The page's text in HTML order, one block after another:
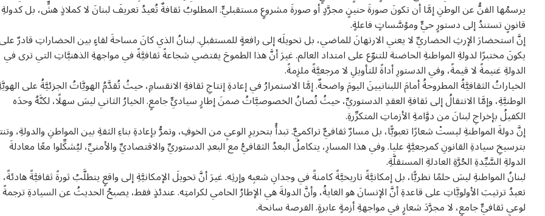
يرسمُها الفنُّ عن الوطنِ إمَّا أن تكونَ صورةَ حنينٍ مجرَّدٍ أو صورةَ مشروعٍ مستقبليٍّ. المطلوبُ ثقافةٌ تُعيدُ تعريفَ لبنانَ لا كملاذٍ هشٍّ، بل كدولةِ
قانونٍ تستندُ إلى دستورٍ حيٍّ ومؤسَّساتٍ فاعلةٍ.
إنَّ استحضارَ الإرثِ الحضاريِّ لا يعني الارتهانَ للماضي، بل تحويلَه إلى رافعةٍ للمستقبلِ. لبنانُ الذي كانَ مساحةَ لقاءٍ بين الحضاراتِ قادرٌ
يكونَ مختبرًا لدولةِ المواطنةِ الحاضنة للتنوّع على امتداد العالم. غيرَ أنَّ هذا الطموحَ يقتضي شجاعةً ثقافيَّةً في مواجهةِ الذهنيَّاتِ التي ترى في
الدولةِ غنيمةً لا قيمةً، وفي الدستورِ أداةً للتأويلِ لا مرجعيَّةً ملزِمةً.
الخياراتُ الثقافيَّةُ المطروحةُ أمامَ اللبنانيينَ اليومَ واضحةٌ. إمَّا الاستمرارُ في إعادةِ إنتاجِ ثقافةِ الانقسامِ، حيثُ تُقدَّمُ الهويَّاتُ الجزئيَّةُ على
الوطنيَّةِ، وإمَّا الانتقالُ إلى ثقافةِ العقدِ الدستوريِّ، حيثُ تُصانُ الخصوصيَّاتُ ضمنَ إطارٍ سياديٍّ جامعٍ. الخيارُ الثاني ليسَ سهلًا، لكنَّهُ وحدَه
الكفيلُ بإخراجِ لبنانَ من دوَّامةِ الأزماتِ المتكرِّرةِ.
إنَّ دولةَ المواطنةِ ليستْ شعارًا تعبويًّا، بل مسارٌ ثقافيٌّ تراكميٌّ. تبدأُ بتحريرِ الوعيِ من الخوفِ، وتمرُّ بإعادةِ بناءِ الثقةِ بين المواطنِ والدولةِ،
بترسيخِ سيادةِ القانونِ كمرجعيَّةٍ عليا. وفي هذا المسارِ، يتكاملُ البعدُ الثقافيُّ مع البعدِ الدستوريِّ والاقتصاديِّ والأمنيِّ، ليُشكِّلوا معًا معادلةَ
الدولةِ السَّيِّدةِ الحُرَّةِ العادلةِ المستقلَّةِ.
لبنانُ المواطنةِ ليسَ حلمًا نظريًّا، بل إمكانيَّةً تاريخيَّةً كامنةً في وجدانِ شعبِه وإرثِه. غيرَ أنَّ تحويلَ الإمكانيَّةِ إلى واقعٍ يتطلَّبُ ثورةً ثقافيَّةً هادئةً،
تعيدُ ترتيبَ الأولويَّاتِ على قاعدةِ أنَّ الإنسانَ هو الغايةُ، وأنَّ الدولةَ هي الإطارُ الحامي لكرامتِه. عندئذٍ فقط، يصبحُ الحديثُ عن السيادةِ ترجمةً
لوعيٍ ثقافيٍّ جامعٍ، لا مجرَّدَ شعارٍ في مواجهةِ أزمةٍ عابرةٍ. الفرصة سانحة.